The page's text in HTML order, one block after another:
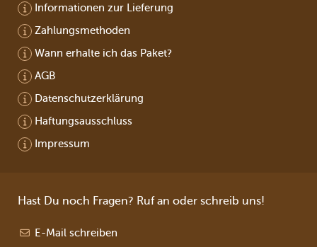
Informationen zur Lieferung
Zahlungsmethoden
Wann erhalte ich das Paket?
AGB
Datenschutzerklärung
Haftungsausschluss
Impressum
Hast Du noch Fragen? Ruf an oder schreib uns!
E-Mail schreiben